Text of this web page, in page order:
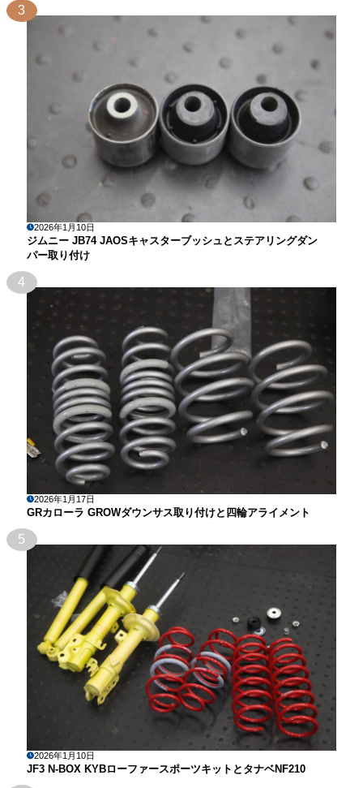
3
2026年1月10日
ジムニー JB74 JAOSキャスターブッシュとステアリングダン
パー取り付け
4
2026年1月17日
GRカローラ GROWダウンサス取り付けと四輪アライメント
5
2026年1月10日
JF3 N-BOX KYBローファースポーツキットとタナベNF210